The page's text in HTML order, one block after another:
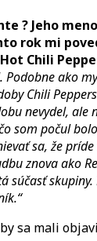
? Jeho
rok mi
Chili
Podobne ako
Chili
nevydel, ale
som počul
sa, že
znova ako
súčasť
sa mali